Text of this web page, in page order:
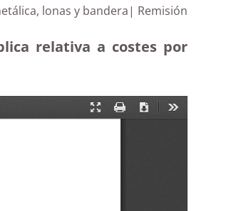
lonas y bandera| Remisión
relativa a costes por